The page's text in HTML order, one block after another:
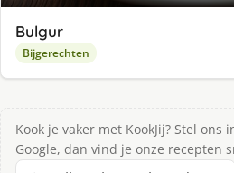
Bulgur
Bijgerechten
Kook je vaker met KookJij? Stel ons
Google, dan vind je onze recepten